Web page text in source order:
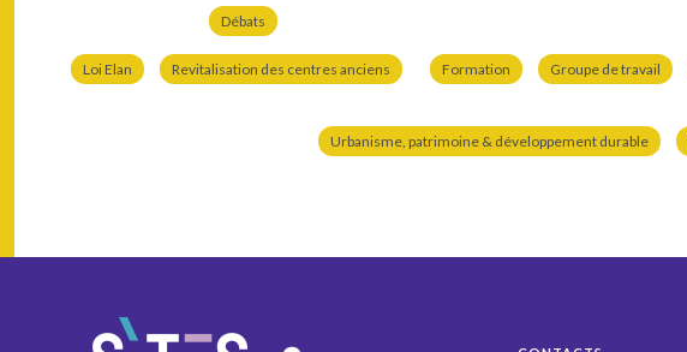
Débats
Loi Elan Revitalisation des centres anciens Formation Groupe de travail
Urbanisme, patrimoine & développement durable